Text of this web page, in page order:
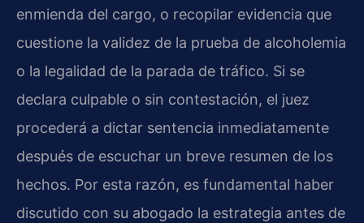
enmienda del cargo, o recopilar evidencia que
cuestione la validez de la prueba de alcoholemia
o la legalidad de la parada de tráfico. Si se
declara culpable o sin contestación, el juez
procederá a dictar sentencia inmediatamente
después de escuchar un breve resumen de los
hechos. Por esta razón, es fundamental haber
discutido con su abogado la estrategia antes de